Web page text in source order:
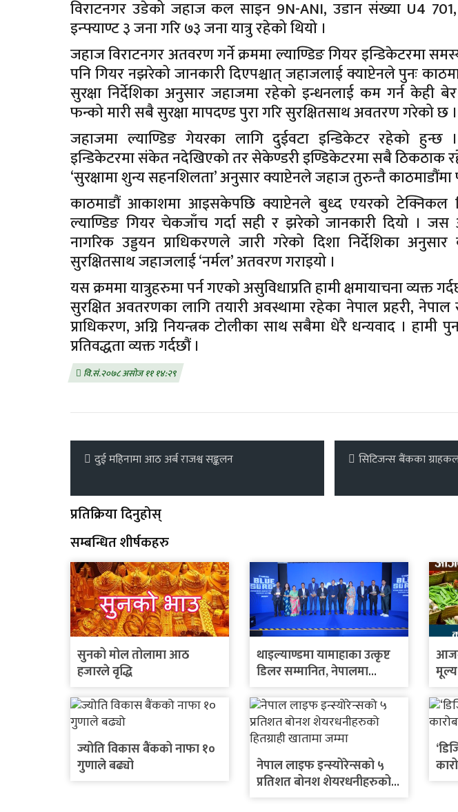
विराटनगर उडेको जहाज कल साइन 9N-ANI, उडान संख्या U4
इन्फ्याण्ट ३ जना गरि ७३ जना यात्रु रहेको थियो ।
जहाज विराटनगर अतवरण गर्ने क्रममा ल्याण्डिङ गियर इन्डिकेटरमा
पनि गियर नझरेको जानकारी दिएपश्चात् जहाजलाई क्याप्टेनले पुनः
सुरक्षा निर्देशिका अनुसार जहाजमा रहेको इन्धनलाई कम गर्न केही
फन्को मारी सबै सुरक्षा मापदण्ड पुरा गरि सुरक्षितसाथ अवतरण गरेको छ ।
जहाजमा ल्याण्डिङ गेयरका लागि दुईवटा इन्डिकेटर रहेको हुन्छ
इन्डिकेटरमा संकेत नदेखिएको तर सेकेण्डरी इण्डिकेटरमा सबै ठिकठाक
‘सुरक्षामा शुन्य सहनशिलता’ अनुसार क्याप्टेनले जहाज तुरुन्तै काठमाडौंमा
काठमाडौं आकाशमा आइसकेपछि क्याप्टेनले बुध्द एयरको टेक्निकल
ल्याण्डिङ गियर चेकजाँच गर्दा सही र झरेको जानकारी दियो । जस
नागरिक उड्डयन प्राधिकरणले जारी गरेको दिशा निर्देशिका अनुसार
सुरक्षितसाथ जहाजलाई ‘नर्मल’ अतवरण गराइयो ।
यस क्रममा यात्रुहरुमा पर्न गएको असुविधाप्रति हामी क्षमायाचना व्यक्त
सुरक्षित अवतरणका लागि तयारी अवस्थामा रहेका नेपाल प्रहरी,
प्राधिकरण, अग्नि नियन्त्रक टोलीका साथ सबैमा धेरै धन्यवाद । हामी
प्रतिवद्धता व्यक्त गर्दछौं ।
वि.सं.२०७८ असोज ११ १४:२९
दुई महिनामा आठ अर्ब राजश्व सङ्कलन सिटिजन्स बैंकका
प्रतिक्रिया दिनुहोस्
सम्बन्धित शीर्षकहरु
सुनको मोल तोलामा आठ
हजारले वृद्धि
थाइल्याण्डमा यामाहाका उत्कृष्ट
डिलर सम्मानित, नेपालमा
घोषणा
मूल्य
ज्योति विकास बैंकको नाफा १०
गुणाले बढ्यो
नेपाल लाइफ इन्स्योरेन्सको ५
प्रतिशत बोनश शेयरधनीहरुको